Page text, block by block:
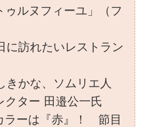
ゥルヌフィーユ」（フ
訪れたいレストラン
かな、ソムリエ人
ター 田邉公一氏
ラーは『赤』！ 節目